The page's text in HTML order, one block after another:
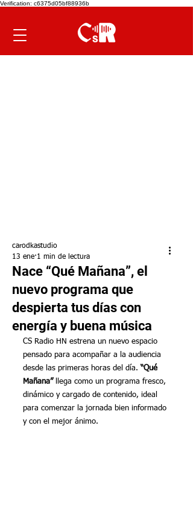
Verification: c6375d05bf88936b
Nace “Qué Mañana”, el
nuevo programa que
despierta tus días con
energía y buena música
carodkastudio
13 ene 1 min de lectura
CS Radio HN estrena un nuevo espacio
pensado para acompañar a la audiencia
desde las primeras horas del día. “Qué
Mañana” llega como un programa fresco,
dinámico y cargado de contenido, ideal
para comenzar la jornada bien informado
y con el mejor ánimo.